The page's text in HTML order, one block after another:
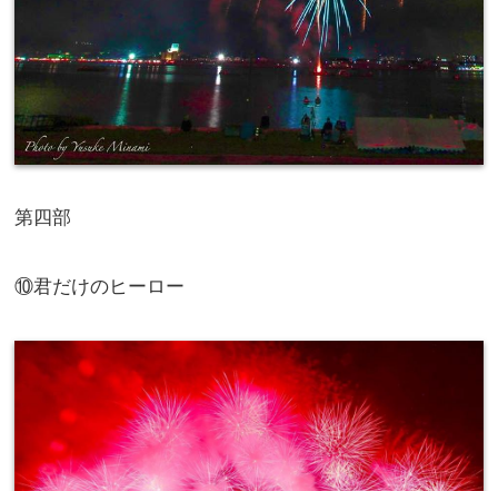
第四部
⑩君だけのヒーロー